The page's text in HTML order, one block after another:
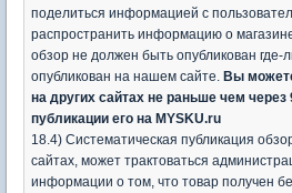
поделиться информацией с
распространить информацию о
обзор не должен быть опубликован где-
опубликован на нашем сайте. Вы
на других сайтах не раньше чем через
публикации его на MYSKU.ru
18.4) Систематическая публикация
сайтах, может трактоваться
информации о том, что товар получен